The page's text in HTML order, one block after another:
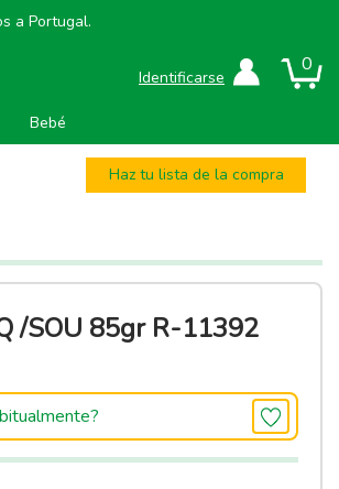
a Portugal.
0
Identificarse
Bebé
Haz tu lista de la compra
/SOU 85gr R-11392